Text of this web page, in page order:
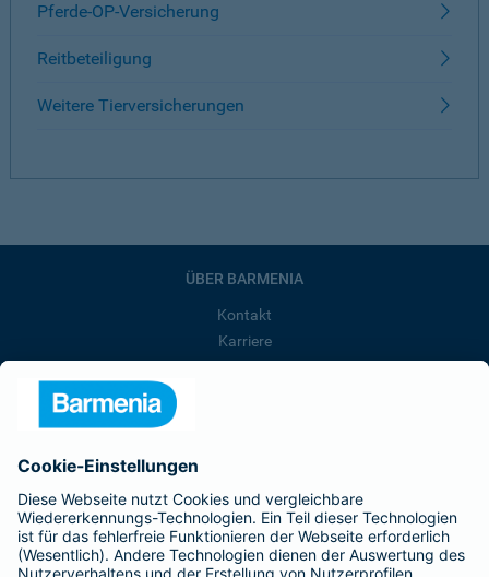
Pferde-OP-Versicherung
Reitbeteiligung
Weitere Tierversicherungen
ÜBER BARMENIA
Kontakt
Karriere
Barmenia ist Teil der BarmeniaGothaer
BELIEBTE SEITEN
Kranken-Zusatzversicherung